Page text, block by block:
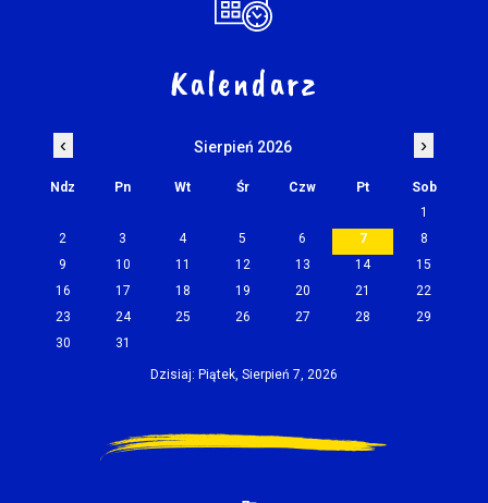
Kalendarz
‹ Sierpień 2026 ›
Ndz Pn Wt Śr Czw Pt
Sob
1
2
3 4 5 6 7
8
9
10 11 12 13 14
15
16
17 18 19 20 21
22
23
24 25 26 27 28
29
30
31
Dzisiaj: Piątek, Sierpień 7, 2026